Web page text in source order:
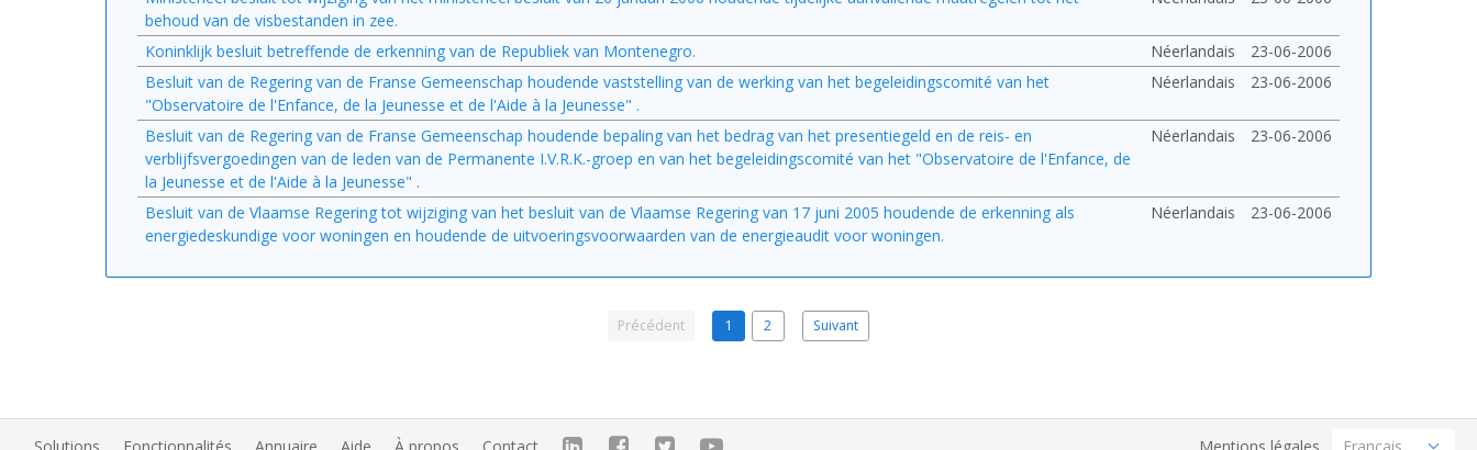
behoud van de visbestanden in zee.
Koninklijk besluit betreffende de erkenning van de Republiek van Montenegro. Néerlandais
23-06-2006
Besluit van de Regering van de Franse Gemeenschap houdende vaststelling van de werking van het begeleidingscomité van het
"Observatoire de l'Enfance, de la Jeunesse et de l'Aide à la Jeunesse" .
Néerlandais 23-06-2006
Besluit van de Regering van de Franse Gemeenschap houdende bepaling van het bedrag van het presentiegeld en de reis- en
verblijfsvergoedingen van de leden van de Permanente I.V.R.K.-groep en van het begeleidingscomité van het "Observatoire de l'Enfance, de
la Jeunesse et de l'Aide à la Jeunesse" .
Néerlandais 23-06-2006
Besluit van de Vlaamse Regering tot wijziging van het besluit van de Vlaamse Regering van 17 juni 2005 houdende de erkenning als
energiedeskundige voor woningen en houdende de uitvoeringsvoorwaarden van de energieaudit voor woningen.
Néerlandais 23-06-2006
Précédent 1 2 Suivant